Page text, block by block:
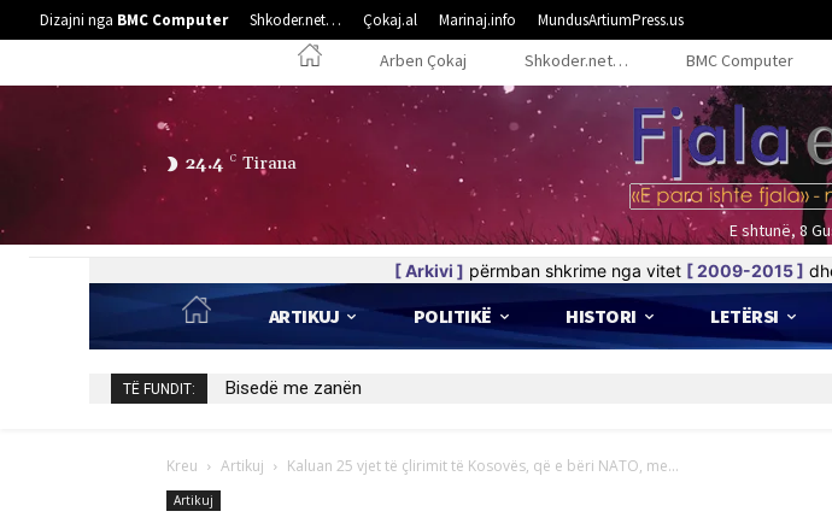
Dizajni nga BMC Computer Shkoder.net… Çokaj.al Marinaj.info MundusArtiumPress.us
Arben Çokaj Shkoder.net… BMC Computer
24.4 C Tirana
E shtunë, 8
[ Arkivi ] përmban shkrime nga vitet [ 2009-2015 ]
ARTIKUJ POLITIKË HISTORI LETËRSI
TË FUNDIT: Bisedë me zanën
Kreu Artikuj Kaluan 25 vjet të çlirimit të Kosovës, që e bëri NATO, me...
Artikuj